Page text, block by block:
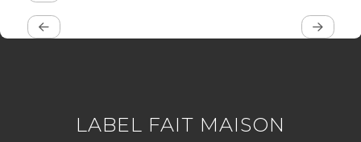
LABEL FAIT MAISON